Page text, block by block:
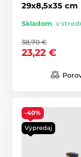
29x8,5x35 cm
Skladom, v
38,70 €
23,22 €
-40%
Výpredaj